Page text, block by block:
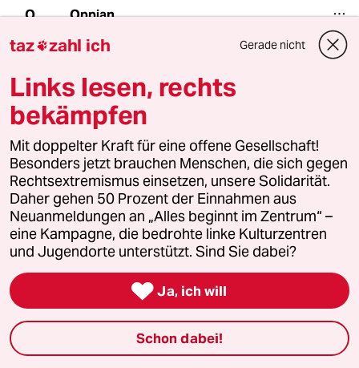
O Oppian
Die Sorgen wegen Biden sind m.E. sehr
berechtigt. Es geht nicht nur um Erfahrung,
sondern auch darum, ob jemand in einer
unvorhergesehenen Situation schnell und
kompetent reagieren kann. Wenn - als böses
Beispiel - um 1 Uhr nachts ein chinesischer
Angriff auf Taiwan erfolgt, muss der
amerikanische Präsident topfit und
einsatzbereit sein.
Der Vergleich hinkt, aber man beschäftigt ja
auch keine 80jährigen Fluglotsen, nur weil sie
ihren Job früher so gut erledigt haben ... .
Ich denke, Biden sollte sich zurückziehen und
als elder statesman die jüngere Generation
beraten und unterstützen.
taz zahl ich Gerade nicht
Links lesen, rechts
bekämpfen
Mit doppelter Kraft für eine offene Gesellschaft!
Besonders jetzt brauchen Menschen, die sich gegen
Rechtsextremismus einsetzen, unsere Solidarität.
Daher gehen 50 Prozent der Einnahmen aus
Neuanmeldungen an „Alles beginnt im Zentrum“ –
eine Kampagne, die bedrohte linke Kulturzentren
und Jugendorte unterstützt. Sind Sie dabei?
 Ja, ich will
Schon dabei!